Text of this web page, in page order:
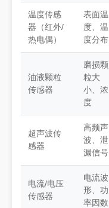
温度传感
器（红外/
热电偶）
表面温
度、温
度分布
油液颗粒
传感器
磨损颗
粒大
小、浓
度
超声波传
感器
高频声
波、泄
漏信号
电流/电压
传感器
电流波
形、功
率因数